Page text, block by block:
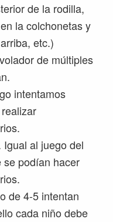
de la rodilla,
la colchonetas y
etc.)
de múltiples
intentamos
al juego del
se podían hacer
de 4-5 intentan
cada niño debe